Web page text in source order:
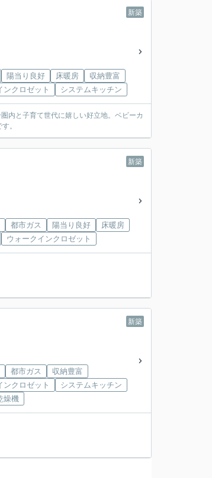
新築
陽当り良好 床暖房
収納豊富
ンクロゼット
システムキッチン
内と子育て世代に嬉しい好立地。ベビーカ
。
新築
都市ガス 陽当り良好
床暖房
ウォークインクロゼット
新築
都市ガス
収納豊富
ンクロゼット
システムキッチン
燥機